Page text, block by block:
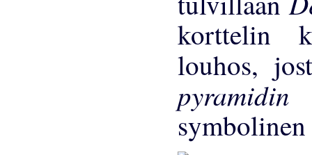
korttelin
louhos,